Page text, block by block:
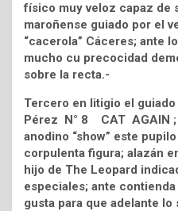
físico muy veloz capaz de
maroñense guiado por el
“cacerola” Cáceres; ante
mucho cu precocidad
sobre la recta.-
Tercero en litigio el
Pérez N° 8 CAT AGAIN ;
anodino “show” este
corpulenta figura; alazán
hijo de The Leopard
especiales; ante
gusta para que adelante